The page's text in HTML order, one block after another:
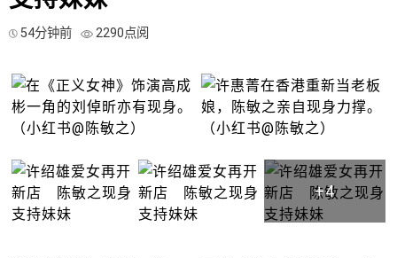
54分钟前 2290点阅
+4